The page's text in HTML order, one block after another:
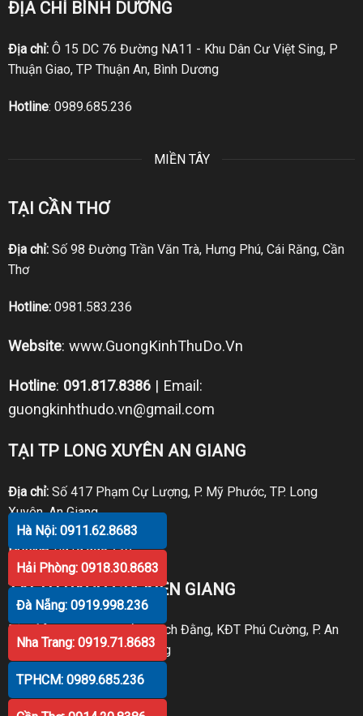
ĐỊA CHỈ BÌNH DƯƠNG
Địa chỉ:Ô 15 DC 76 Đường NA11 - Khu Dân Cư Việt Sing, P
Thuận Giao, TP Thuận An, Bình Dương
Hotline: 0989.685.236
MIỀN TÂY
TẠI CẦN THƠ
Địa chỉ:Số 98 Đường Trần Văn Trà, Hưng Phú, Cái Răng, Cần
Thơ
Hotline: 0981.583.236
Website: www.GuongKinhThuDo.Vn
Hotline: 091.817.8386| Email:
guongkinhthudo.vn@gmail.com
TẠI TP LONG XUYÊN AN GIANG
Địa chỉ:Số 417 Phạm Cự Lượng, P. Mỹ Phước, TP. Long
Xuyên, An Giang
Hotline: 0919.998.236
TẠI TP RẠCH GIÁ KIÊN GIANG
Địa chỉ:
P30 Căn 07 Trần Bạch Đằng, KĐT Phú Cường, P. An
Hòa, TP. Rạch Giá, Kiên Giang
Hotline: 0919.998.236
Hà Nội: 0911.62.8683
Hải Phòng: 0918.30.8683
Đà Nẵng: 0919.998.236
Nha Trang: 0919.71.8683
TPHCM: 0989.685.236